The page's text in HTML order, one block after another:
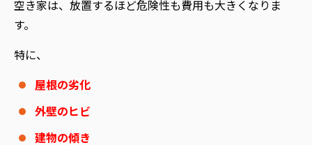
空き家は、放置するほど危険性も費用も大きくなりま
す。
特に、
屋根の劣化
外壁のヒビ
建物の傾き